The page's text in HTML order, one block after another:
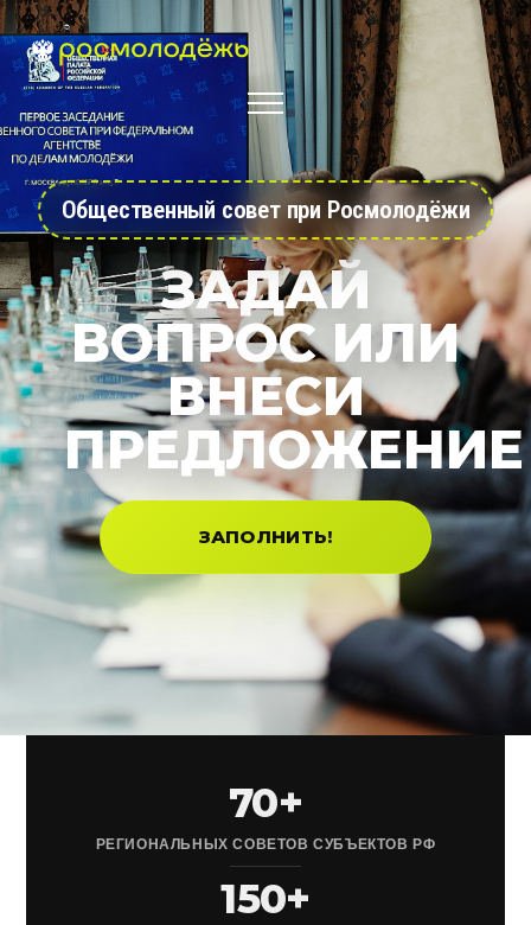
Общественный совет при Росмолодёжи
ЗАДАЙ
ВОПРОС ИЛИ
ВНЕСИ
ПРЕДЛОЖЕНИЕ
ЗАПОЛНИТЬ!
70+
РЕГИОНАЛЬНЫХ СОВЕТОВ СУБЪЕКТОВ РФ
150+